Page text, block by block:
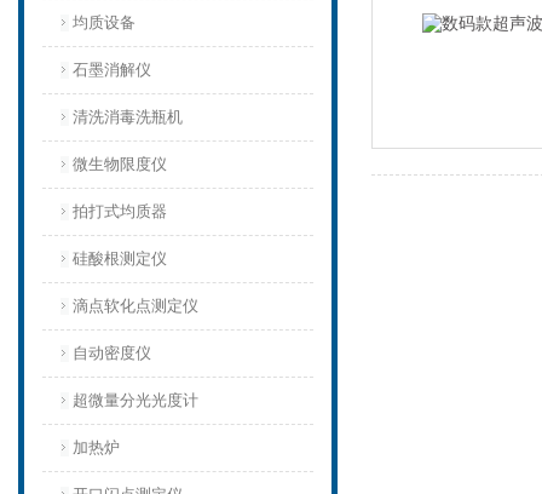
均质设备‌
石墨消解仪
清洗消毒洗瓶机
微生物限度仪
拍打式均质器
硅酸根测定仪
滴点软化点测定仪
自动密度仪
超微量分光光度计
加热炉